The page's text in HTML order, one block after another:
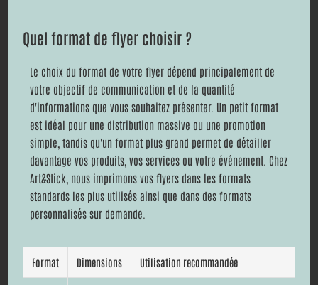
Quel format de flyer choisir ?
Le choix du format de votre flyer dépend principalement de
votre objectif de communication et de la quantité
d'informations que vous souhaitez présenter. Un petit format
est idéal pour une distribution massive ou une promotion
simple, tandis qu'un format plus grand permet de détailler
davantage vos produits, vos services ou votre événement. Chez
Art&Stick, nous imprimons vos flyers dans les formats
standards les plus utilisés ainsi que dans des formats
personnalisés sur demande.
Format Dimensions Utilisation recommandée